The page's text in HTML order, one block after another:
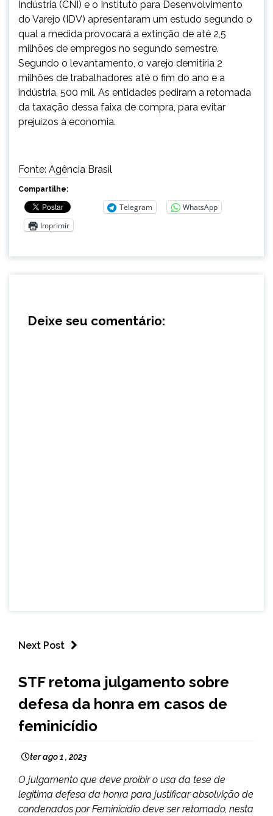
Indústria (CNI) e o Instituto para Desenvolvimento
do Varejo (IDV) apresentaram um estudo segundo o
qual a medida provocará a extinção de até 2,5
milhões de empregos no segundo semestre.
Segundo o levantamento, o varejo demitiria 2
milhões de trabalhadores até o fim do ano e a
indústria, 500 mil. As entidades pediram a retomada
da taxação dessa faixa de compra, para evitar
prejuízos à economia.
Fonte: Agência Brasil
Compartilhe:
Telegram
WhatsApp
Imprimir
Deixe seu comentário:
Next Post
NOTÍCIAS
STF retoma julgamento sobre
defesa da honra em casos de
feminicídio
ter ago 1 , 2023
O julgamento que deve proibir o usa da tese de
legitima defesa da honra para justificar absolvição de
condenados por Feminicídio deve ser retomado, nesta